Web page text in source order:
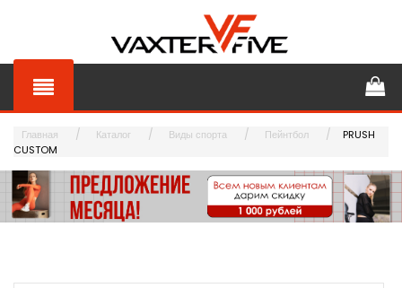
Главная Каталог Виды спорта Пейнтбол
PRUSH
CUSTOM